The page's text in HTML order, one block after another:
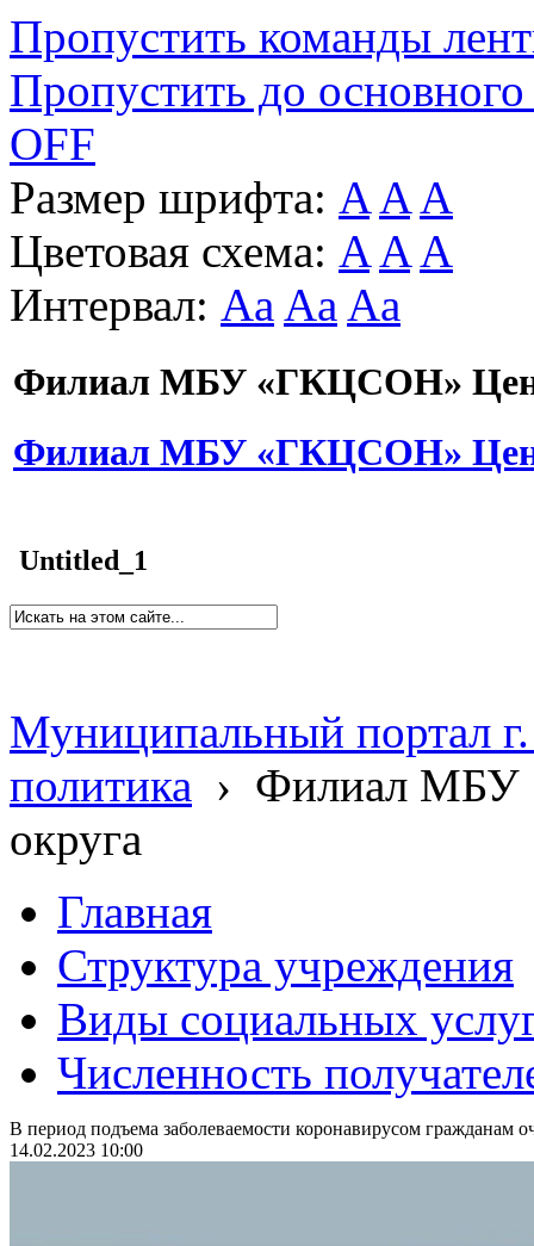
Пропустить команды
Пропустить до основного
OFF
Размер шрифта: A A A
Цветовая схема: A A A
Интервал: Aa Aa Aa
Филиал МБУ «ГКЦСОН»
Филиал МБУ «ГКЦСОН»
Untitled_1
Муниципальный портал
политика › Филиал МБУ
округа
Главная
Структура учреждения
Виды социальных
Численность
В период подъема заболеваемости коронавирусом гражданам
14.02.2023 10:00